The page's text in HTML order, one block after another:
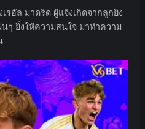
รอัล มาดริด ผู้แจ้งเกิดจากลูกยิง
ๆ ยิ่งให้ความสนใจ มาทำความ